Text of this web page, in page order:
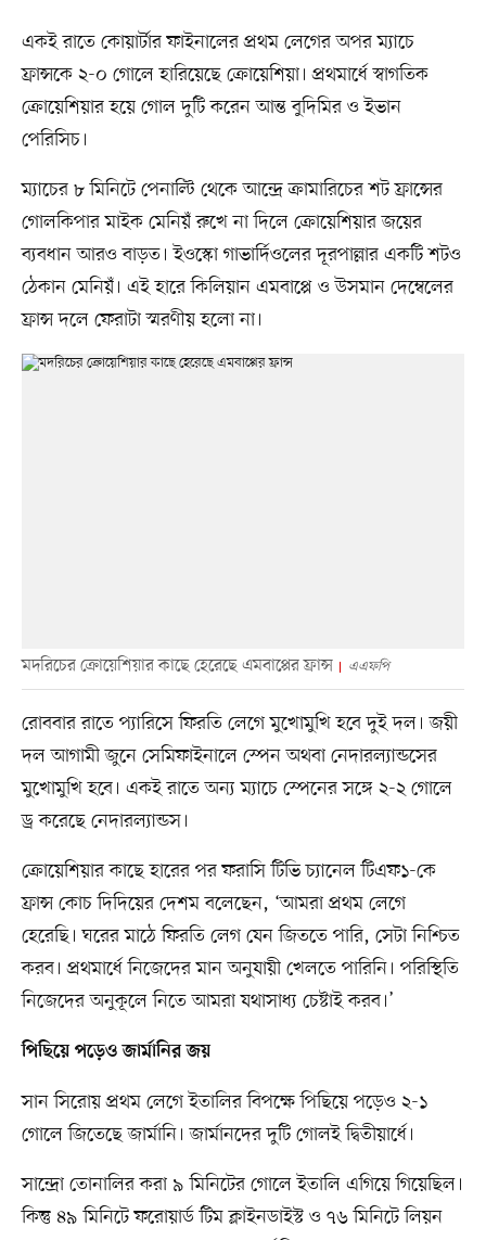
একই রাতে কোয়ার্টার ফাইনালের প্রথম লেগের অপর ম্যাচে
ফ্রান্সকে ২-০ গোলে হারিয়েছে ক্রোয়েশিয়া। প্রথমার্ধে স্বাগতিক
ক্রোয়েশিয়ার হয়ে গোল দুটি করেন আন্ত বুদিমির ও ইভান
পেরিসিচ।
ম্যাচের ৮ মিনিটে পেনাল্টি থেকে আন্দ্রে ক্রামারিচের শট ফ্রান্সের
গোলকিপার মাইক মেনিয়ঁ রুখে না দিলে ক্রোয়েশিয়ার জয়ের
ব্যবধান আরও বাড়ত। ইওস্কো গাভার্দিওলের দূরপাল্লার একটি শটও
ঠেকান মেনিয়ঁ। এই হারে কিলিয়ান এমবাপ্পে ও উসমান দেম্বেলের
ফ্রান্স দলে ফেরাটা স্মরণীয় হলো না।
মদরিচের ক্রোয়েশিয়ার কাছে হেরেছে এমবাপ্পের ফ্রান্স এএফপি
রোববার রাতে প্যারিসে ফিরতি লেগে মুখোমুখি হবে দুই দল। জয়ী
দল আগামী জুনে সেমিফাইনালে স্পেন অথবা নেদারল্যান্ডসের
মুখোমুখি হবে। একই রাতে অন্য ম্যাচে স্পেনের সঙ্গে ২-২ গোলে
ড্র করেছে নেদারল্যান্ডস।
ক্রোয়েশিয়ার কাছে হারের পর ফরাসি টিভি চ্যানেল টিএফ১-কে
ফ্রান্স কোচ দিদিয়ের দেশম বলেছেন, ‘আমরা প্রথম লেগে
হেরেছি। ঘরের মাঠে ফিরতি লেগ যেন জিততে পারি, সেটা নিশ্চিত
করব। প্রথমার্ধে নিজেদের মান অনুযায়ী খেলতে পারিনি। পরিস্থিতি
নিজেদের অনুকূলে নিতে আমরা যথাসাধ্য চেষ্টাই করব।’
পিছিয়ে পড়েও জার্মানির জয়
সান সিরোয় প্রথম লেগে ইতালির বিপক্ষে পিছিয়ে পড়েও ২-১
গোলে জিতেছে জার্মানি। জার্মানদের দুটি গোলই দ্বিতীয়ার্ধে।
সান্দ্রো তোনালির করা ৯ মিনিটের গোলে ইতালি এগিয়ে গিয়েছিল।
কিন্তু ৪৯ মিনিটে ফরোয়ার্ড টিম ক্লাইনডাইস্ট ও ৭৬ মিনিটে লিয়ন